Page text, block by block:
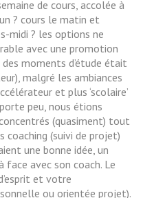
de cours, accolée à
? cours le matin et
midi ? les options ne
avec une promotion
moments d’étude était
malgré les ambiances
et plus ‘scolaire’
peu, nous étions
(quasiment) tout
coaching (suivi de projet)
une bonne idée, un
avec son coach. Le
et votre
ou orientée projet).